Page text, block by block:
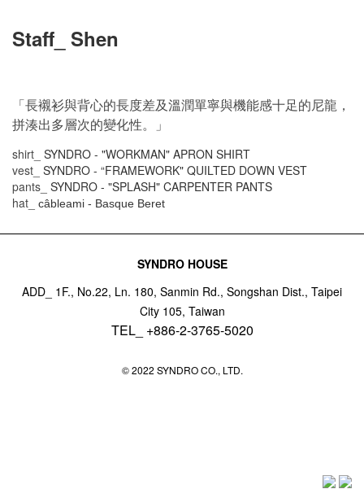
Staff_ Shen
「長襯衫與背心的長度差及溫潤單寧與機能感十足的尼龍，
拼湊出多層次的變化性。」
shirt_ SYNDRO - "WORKMAN" APRON SHIRT
vest_ SYNDRO - “FRAMEWORK" QUILTED DOWN VEST
pants_ SYNDRO - "SPLASH" CARPENTER PANTS
hat_
câbleami - Basque Beret
SYNDRO HOUSE
ADD_ 1F., No.22, Ln. 180, Sanmin Rd., Songshan Dist., Taipei
City 105, Taiwan
TEL_ +886-2-3765-5020
© 2022 SYNDRO CO., LTD.